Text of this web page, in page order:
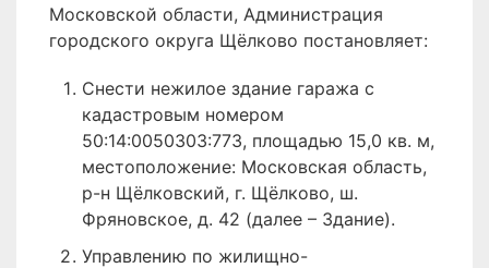
Московской области, Администрация
городского округа Щёлково постановляет:
Снести нежилое здание гаража с
кадастровым номером
50:14:0050303:773, площадью 15,0 кв. м,
местоположение: Московская область,
р-н Щёлковский, г. Щёлково, ш.
Фряновское, д. 42 (далее – Здание).
Управлению по жилищно-